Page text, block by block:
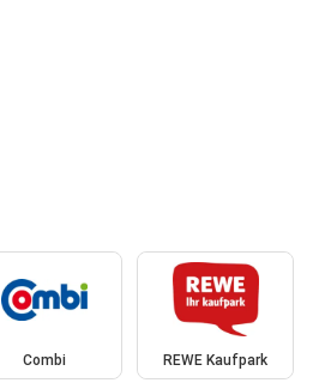
Combi REWE Kaufpark